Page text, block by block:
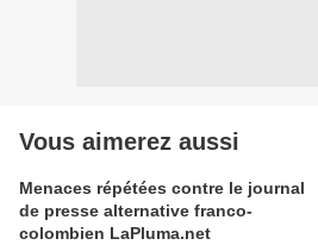
Vous aimerez aussi
Menaces répétées contre le journal
de presse alternative franco-
colombien LaPluma.net